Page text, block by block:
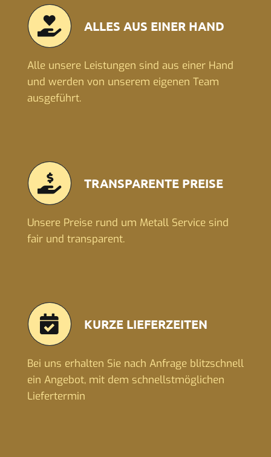
ALLES AUS EINER HAND
Alle unsere Leistungen sind aus einer Hand
und werden von unserem eigenen Team
ausgeführt.
TRANSPARENTE PREISE
Unsere Preise rund um Metall Service sind
fair und transparent.
KURZE LIEFERZEITEN
Bei uns erhalten Sie nach Anfrage blitzschnell
ein Angebot, mit dem schnellstmöglichen
Liefertermin